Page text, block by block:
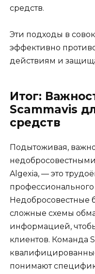
средств.
Эти подходы в
эффективно
действиям и
Итог:
Scammavis
средств
Подытоживая, важно
Algexia, — это
Недобросовестные
сложные схемы
информацией,
клиентов. Команда
понимают